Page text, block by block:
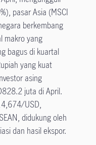
pasar Asia (MSCI
berkembang
makro yang
bagus di kuartal
yang kuat
asing
juta di April.
USD,
didukung oleh
dan hasil ekspor.